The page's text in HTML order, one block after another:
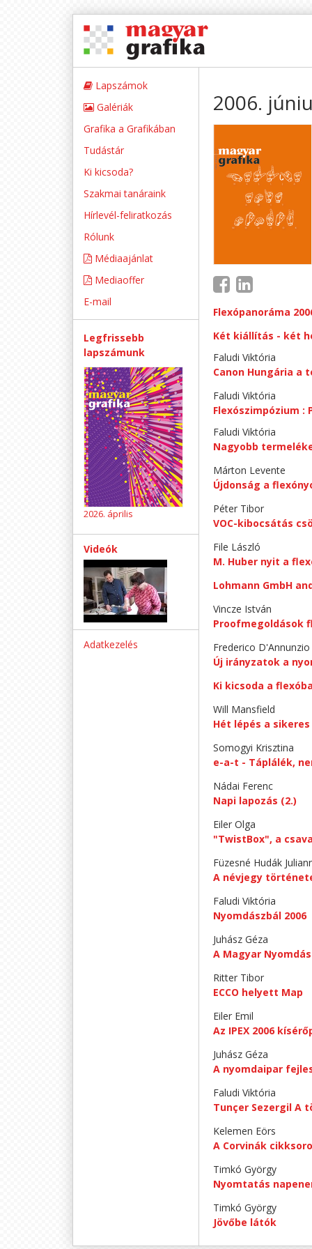
2006.
Flexópanoráma
Két kiállítás - két
Faludi Viktória
Canon Hungária a
Faludi Viktória
Flexószimpózium :
Faludi Viktória
Nagyobb
Márton Levente
Újdonság a
Péter Tibor
VOC-kibocsátás
File László
M. Huber nyit a
Lohmann GmbH
Vincze István
Proofmegoldások
Frederico D'Annunzio
Új irányzatok a
Ki kicsoda a
Will Mansfield
Hét lépés a
Somogyi Krisztina
e-a-t - Táplálék,
Nádai Ferenc
Napi lapozás (2.)
Eiler Olga
"TwistBox", a
Füzesné Hudák
A névjegy
Faludi Viktória
Nyomdászbál 2006
Juhász Géza
A Magyar
Ritter Tibor
ECCO helyett Map
Eiler Emil
Az IPEX 2006
Juhász Géza
A nyomdaipar
Faludi Viktória
Tunçer Sezergil A
Kelemen Eörs
A Corvinák
Timkó György
Nyomtatás
Timkó György
Jövőbe látók
Lapszámok
Galériák
Grafika a Grafikában
Tudástár
Ki kicsoda?
Szakmai tanáraink
Hírlevél-feliratkozás
Rólunk
Médiaajánlat
Mediaoffer
E-mail
Legfrissebb
lapszámunk
2026. április
Videók
Adatkezelés